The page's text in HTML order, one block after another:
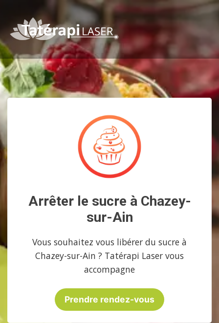
Arrêter le sucre à Chazey-
sur-Ain
Vous souhaitez vous libérer du sucre à
Chazey-sur-Ain ? Tatérapi Laser vous
accompagne
Prendre rendez-vous